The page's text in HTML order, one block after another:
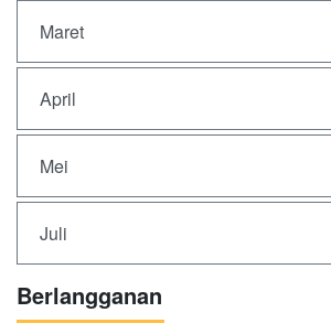
Maret
April
Mei
Juli
Berlangganan